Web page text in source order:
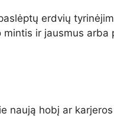
erdvių
ir jausmus
naują hobį ar